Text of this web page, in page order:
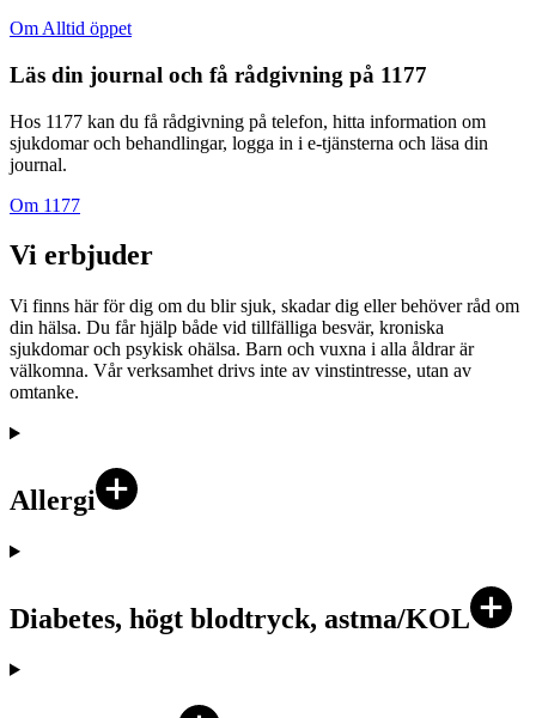
Om Alltid öppet
Läs din journal och få rådgivning på 1177
Hos 1177 kan du få rådgivning på telefon, hitta information om
sjukdomar och behandlingar, logga in i e-tjänsterna och läsa din
journal.
Om 1177
Vi erbjuder
Vi finns här för dig om du blir sjuk, skadar dig eller behöver råd om
din hälsa. Du får hjälp både vid tillfälliga besvär, kroniska
sjukdomar och psykisk ohälsa. Barn och vuxna i alla åldrar är
välkomna. Vår verksamhet drivs inte av vinstintresse, utan av
omtanke.
Allergi
Diabetes, högt blodtryck, astma/KOL